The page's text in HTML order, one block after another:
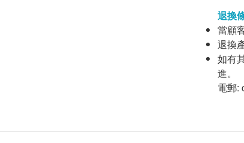
退換
當顧
退換
如有
進。
電郵: